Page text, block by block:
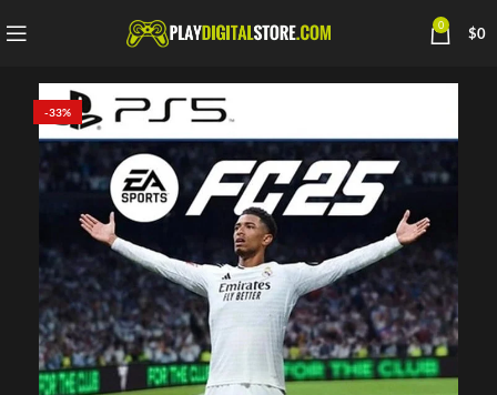
0 $0
-33%